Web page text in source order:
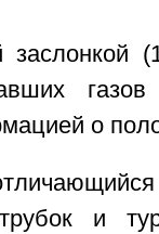
заслонкой
о
и